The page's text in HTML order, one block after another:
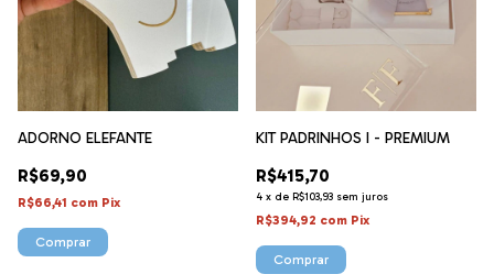
ADORNO ELEFANTE
R$69,90
R$66,41 com Pix
Comprar
KIT PADRINHOS I - PREMIUM
R$415,70
4 x de R$103,93 sem juros
R$394,92 com Pix